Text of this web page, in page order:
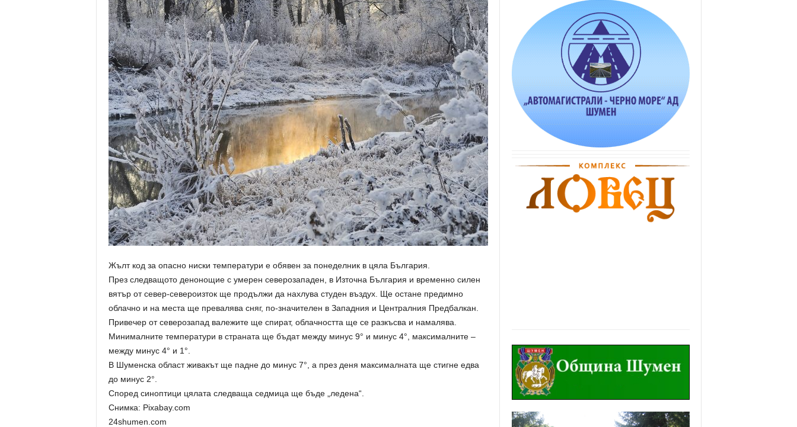
Жълт код за опасно ниски температури е обявен за понеделник в цяла България.
През следващото денонощие с умерен северозападен, в Източна България и временно силен
вятър от север-североизток ще продължи да нахлува студен въздух. Ще остане предимно
облачно и на места ще превалява сняг, по-значителен в Западния и Централния Предбалкан.
Привечер от северозапад валежите ще спират, облачността ще се разкъсва и намалява.
Минималните температури в страната ще бъдат между минус 9° и минус 4°, максималните –
между минус 4° и 1°.
В Шуменска област живакът ще падне до минус 7°, а през деня максималната ще стигне едва
до минус 2°.
Според синоптици цялата следваща седмица ще бъде „ледена“.
Снимка: Pixabay.com
24shumen.com